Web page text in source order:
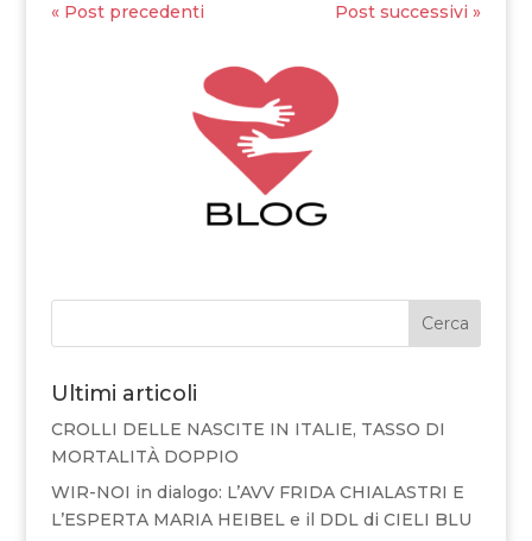
« Post precedenti Post successivi »
Cerca
Ultimi articoli
CROLLI DELLE NASCITE IN ITALIE, TASSO DI
MORTALITÀ DOPPIO
WIR-NOI in dialogo: L’AVV FRIDA CHIALASTRI E
L’ESPERTA MARIA HEIBEL e il DDL di CIELI BLU